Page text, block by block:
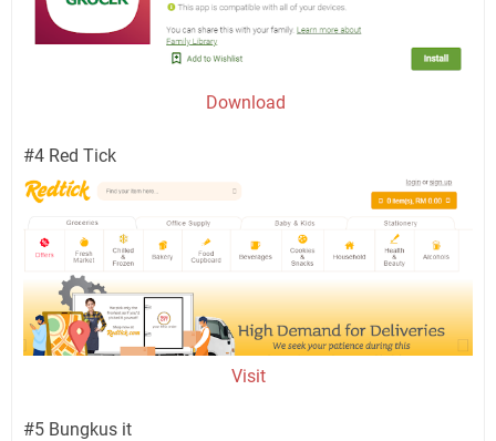
Download
#4 Red Tick
Visit
#5 Bungkus it